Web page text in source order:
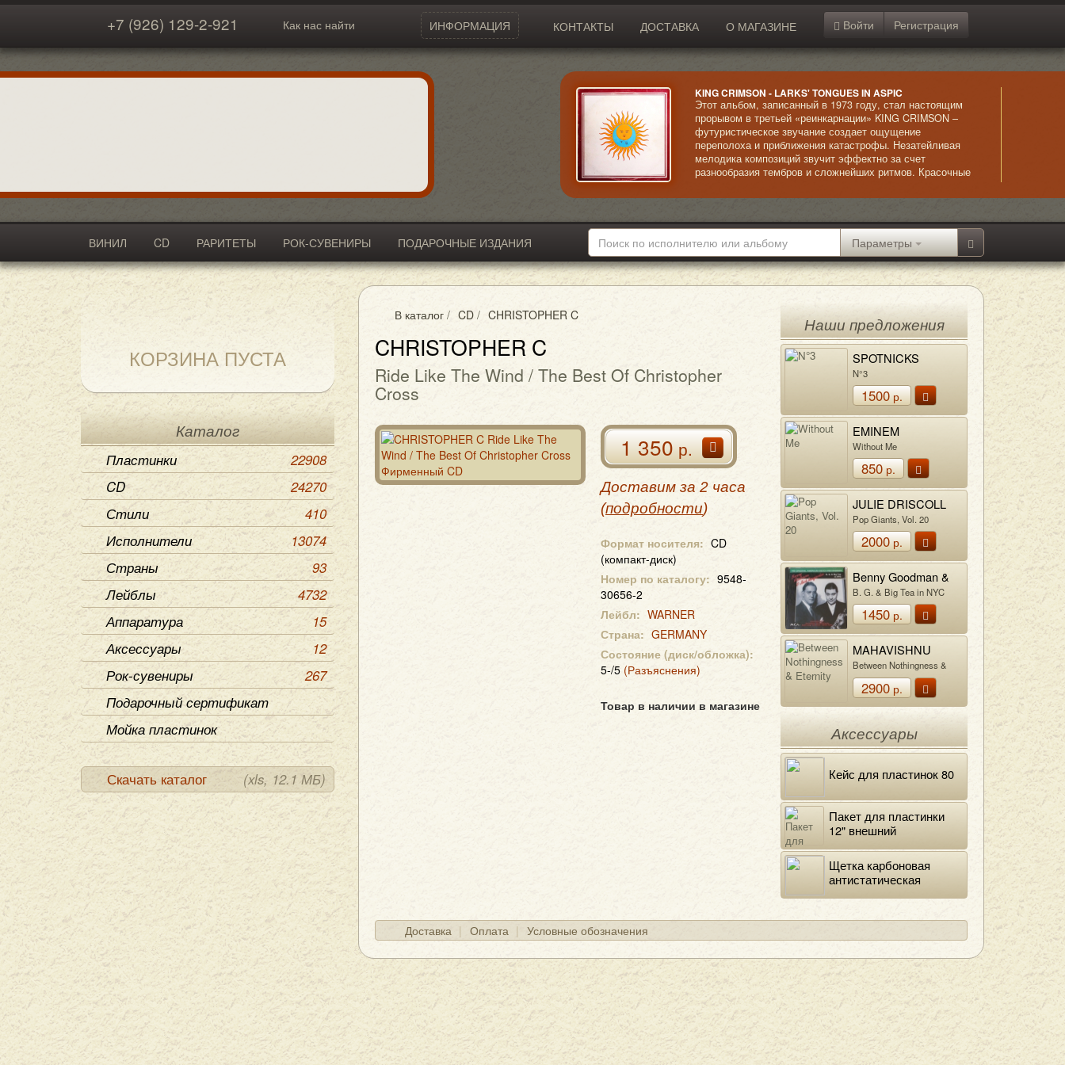
+7 (926) 129-2-921 Как нас найти ИНФОРМАЦИЯ КОНТАКТЫ ДОСТАВКА О МАГАЗИНЕ Войти Регистрация
KING CRIMSON - LARKS' TONGUES IN ASPIC
Этот альбом, записанный в 1973 году, стал настоящим
прорывом в третьей «реинкарнации» KING CRIMSON –
футуристическое звучание создает ощущение
переполоха и приближения катастрофы. Незатейливая
мелодика композиций звучит эффектно за счет
разнообразия тембров и сложнейших ритмов. Красочные
комбинации с ударными создают в сознании яркие и
друга. Альбом стал революционным в прогрессивном
роке, неким мощным метеоритом, ворвавшимся и
нарушившим всеобщий покой. Впечатление дополняется
необычайно лиричным вокалом.
ВИНИЛ CD РАРИТЕТЫ РОК-СУВЕНИРЫ
ПОДАРОЧНЫЕ ИЗДАНИЯ
АКСЕССУАРЫ
Параметры
КОРЗИНА ПУСТА
Каталог
Пластинки
22908
CD
24270
Стили
410
Исполнители
13074
Страны
93
Лейблы
4732
Аппаратура
15
Аксессуары
12
Рок-сувениры
267
Подарочный сертификат
Мойка пластинок
Скачать каталог (xls, 12.1 МБ)
В каталог / CD / CHRISTOPHER C
CHRISTOPHER C
Ride Like The Wind / The Best Of Christopher
Cross
1 350р.
Доставим за 2 часа
(подробности)
Формат носителя: CD
(компакт-диск)
Номер по каталогу: 9548-
30656-2
Лейбл: WARNER
Страна: GERMANY
Состояние (диск/обложка):
5-/5 (Разъяснения)
Товар в наличии в магазине
Наши предложения
SPOTNICKS
N°3
1500р.
EMINEM
Without Me
850р.
JULIE DRISCOLL
AND BRIAN
AUGER
Pop Giants, Vol. 20
2000р.
Benny Goodman &
Jack Teagarden
B. G. & Big Tea in NYC
1450р.
MAHAVISHNU
ORCHESTRA
Between Nothingness &
Eternity
2900р.
Аксессуары
Кейс для пластинок 80
Пакет для пластинки
12" внешний
Щетка карбоновая
антистатическая
Доставка Оплата Условные обозначения